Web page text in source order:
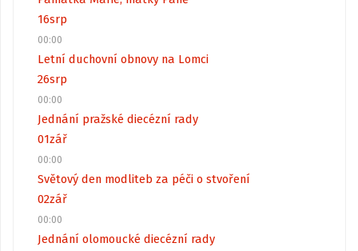
16srp
00:00
Letní duchovní obnovy na Lomci
26srp
00:00
Jednání pražské diecézní rady
01zář
00:00
Světový den modliteb za péči o stvoření
02zář
00:00
Jednání olomoucké diecézní rady